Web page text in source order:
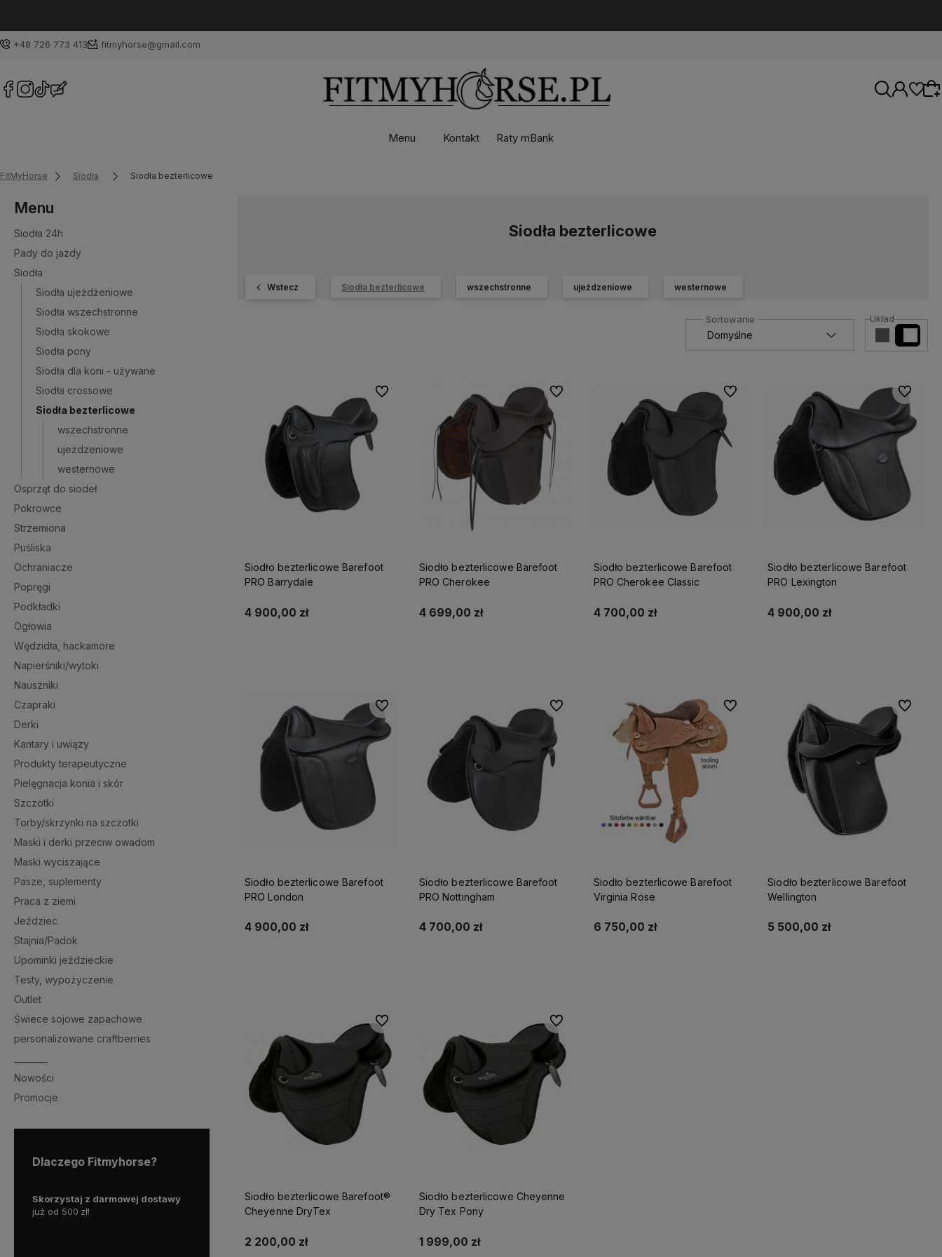
+48 726 773 413 fitmyhorse@gmail.com
Menu Kontakt Raty mBank
FitMyHorse Siodła Siodła bezterlicowe
Menu
Siodła 24h
Pady do jazdy
Siodła
Siodła ujeżdżeniowe
Siodła wszechstronne
Siodła skokowe
Siodła pony
Siodła dla koni - używane
Siodła crossowe
Siodła bezterlicowe
wszechstronne
ujeżdzeniowe
westernowe
Osprzęt do siodeł
Pokrowce
Strzemiona
Puśliska
Ochraniacze
Popręgi
Podkładki
Ogłowia
Wędzidła, hackamore
Napierśniki/wytoki
Nauszniki
Czapraki
Derki
Kantary i uwiązy
Produkty terapeutyczne
Pielęgnacja konia i skór
Szczotki
Torby/skrzynki na szczotki
Maski i derki przeciw owadom
Maski wyciszające
Pasze, suplementy
Praca z ziemi
Jeździec
Stajnia/Padok
Upominki jeździeckie
Testy, wypożyczenie
Outlet
Świece sojowe zapachowe
personalizowane craftberries
Nowości
Promocje
Dlaczego Fitmyhorse?
Skorzystaj z darmowej dostawy
już od 500 zł!
Nasz sklep działa od połowy 2023
roku, zawodowo doborem sprzętu
doradzimy Ci w zakresie
wyboru
określonego produktu, dobierając
Skorzystaj z darmowej dostawy
Siodła bezterlicowe
Wstecz Siodła bezterlicowe wszechstronne ujeżdzeniowe westernowe
Układ
Siodło bezterlicowe Barefoot
PRO Barrydale
4 900,00 zł
Do ulubionych
Siodło bezterlicowe Barefoot
PRO Cherokee
4 699,00 zł
Do ulubionych
Siodło bezterlicowe Barefoot
PRO Cherokee Classic
4 700,00 zł
Do ulubionych
Siodło bezterlicowe Barefoot
PRO Lexington
4 900,00 zł
Do
Siodło bezterlicowe Barefoot
PRO London
4 900,00 zł
Do ulubionych
Siodło bezterlicowe Barefoot
PRO Nottingham
4 700,00 zł
Do ulubionych
Siodło bezterlicowe Barefoot
Virginia Rose
6 750,00 zł
Do ulubionych
Siodło bezterlicowe Barefoot
Wellington
5 500,00 zł
Do
Siodło bezterlicowe Barefoot®
Cheyenne DryTex
2 200,00 zł
Do ulubionych
Siodło bezterlicowe Cheyenne
Dry Tex Pony
1 999,00 zł
Do ulubionych